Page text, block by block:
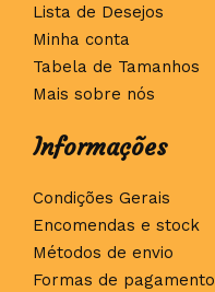
Lista de Desejos
Minha conta
Tabela de Tamanhos
Mais sobre nós
Informações
Condições Gerais
Encomendas e stock
Métodos de envio
Formas de pagamento